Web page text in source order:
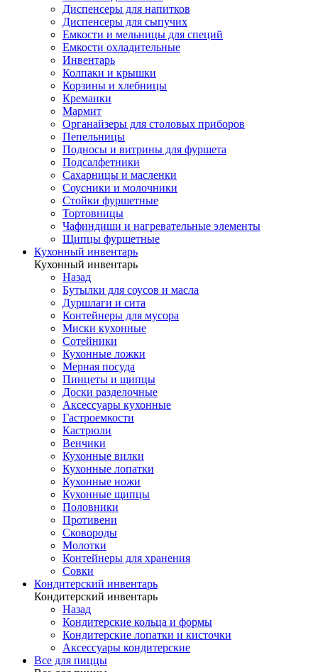
Диспенсеры для напитков
Диспенсеры для сыпучих
Емкости и мельницы для специй
Емкости охладительные
Инвентарь
Колпаки и крышки
Корзины и хлебницы
Креманки
Мармит
Органайзеры для столовых приборов
Пепельницы
Подносы и витрины для фуршета
Подсалфетники
Сахарницы и масленки
Соусники и молочники
Стойки фуршетные
Тортовницы
Чафиндиши и нагревательные элементы
Щипцы фуршетные
Кухонный инвентарь
Кухонный инвентарь
Назад
Бутылки для соусов и масла
Дуршлаги и сита
Контейнеры для мусора
Миски кухонные
Сотейники
Кухонные ложки
Мерная посуда
Пинцеты и щипцы
Доски разделочные
Аксессуары кухонные
Гастроемкости
Кастрюли
Венчики
Кухонные вилки
Кухонные лопатки
Кухонные ножи
Кухонные щипцы
Половники
Противени
Сковороды
Молотки
Контейнеры для хранения
Совки
Кондитерский инвентарь
Кондитерский инвентарь
Назад
Кондитерские кольца и формы
Кондитерские лопатки и кисточки
Аксессуары кондитерские
Все для пиццы